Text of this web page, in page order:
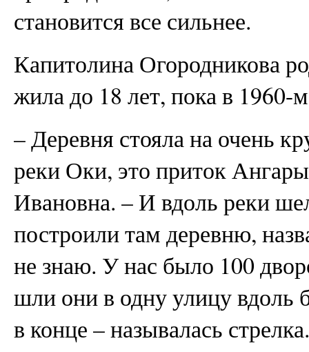
становится все сильнее.
Капитолина Огородникова
жила до 18 лет, пока в 1960-
– Деревня стояла на очень
реки Оки, это приток
Ивановна. – И вдоль реки
построили там деревню,
не знаю. У нас было 100
шли они в одну улицу вдоль
в конце – называлась